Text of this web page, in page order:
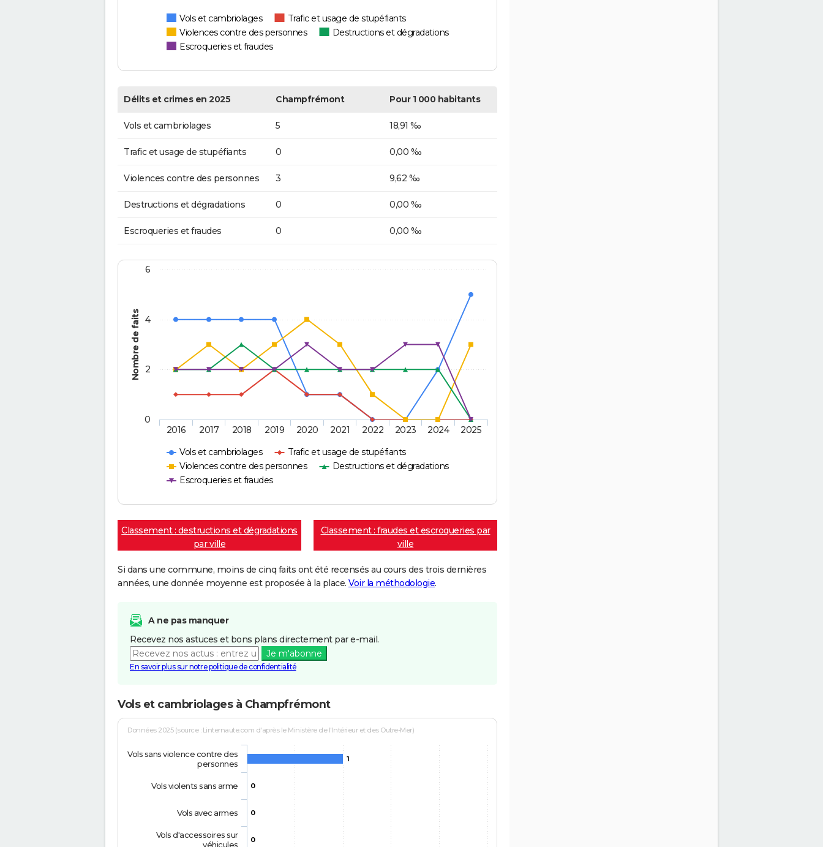
Vols et cambriolages
Trafic et usage de stupéfiants
Violences contre des personnes
Destructions et dégradations
Escroqueries et fraudes
Délits et crimes en 2025 Champfrémont Pour 1 000 habitants
Vols et cambriolages 5 18,91 ‰
Trafic et usage de stupéfiants 0 0,00 ‰
Violences contre des personnes 3 9,62 ‰
Destructions et dégradations 0 0,00 ‰
Escroqueries et fraudes 0 0,00 ‰
Nombre de faits
Vols et cambriolages
Trafic et usage de stupéfiants
Violences contre des personnes
Destructions et dégradations
Escroqueries et fraudes
2016 2017 2018 2019 2020 2021 2022 2023 2024 2025
0
2
4
6
Classement : destructions et dégradations
par ville
Classement : fraudes et escroqueries par
ville
Si dans une commune, moins de cinq faits ont été recensés au cours des trois dernières
années, une donnée moyenne est proposée à la place. Voir la méthodologie.
A ne pas manquer
Recevez nos astuces et bons plans directement par e-mail.
Je m'abonne
En savoir plus sur notre politique de confidentialité
Vols et cambriolages à Champfrémont
Données 2025 (source : Linternaute.com d'après le Ministère de l'Intérieur et des Outre-Mer)
1
0
0
0
Vols sans violence contre des
personnes
Vols violents sans arme
Vols avec armes
Vols d'accessoires sur
véhicules